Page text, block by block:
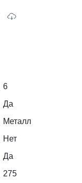
6
Да
Металл
Нет
Да
275